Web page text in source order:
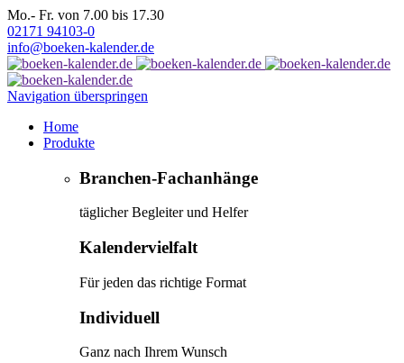
Mo.- Fr. von 7.00 bis 17.30
02171 94103-0
info@boeken-kalender.de
Navigation überspringen
Home
Produkte
Branchen-Fachanhänge
täglicher Begleiter und Helfer
Kalendervielfalt
Für jeden das richtige Format
Individuell
Ganz nach Ihrem Wunsch